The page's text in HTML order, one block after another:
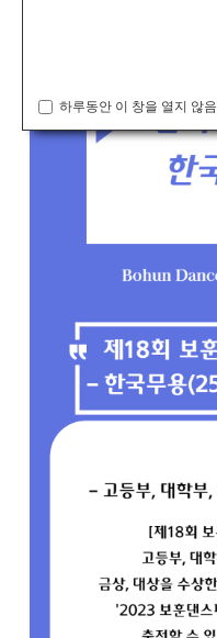
하루동안 이 창을 열지 않음